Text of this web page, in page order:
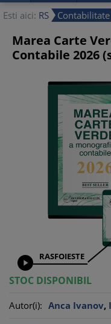
Esti aici: RS Contabilitate
Marea Carte
Contabile 2026

RASFOIESTE
STOC DISPONIBIL
Autor(i): Anca Ivanov,